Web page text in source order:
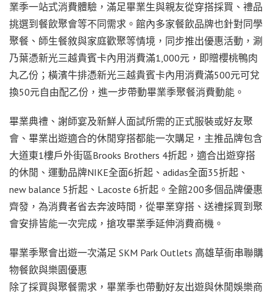
業季一站式消費體驗，滿足畢業生與親友從穿搭採買、禮品
挑選到餐飲聚會等不同需求。館內多家餐飲品牌也針對同學
聚餐、師生餐敘與家庭歡聚等情境，同步推出優惠活動，涮
乃葉憑新光三越貴賓卡內用消費滿1,000元，即贈櫻桃鴨肉
丸乙份；橫濱牛排憑新光三越貴賓卡內用消費滿500元可兌
換50元自由配乙份，進一步帶動畢業季聚餐消費動能。
畢業典禮、謝師宴及新鮮人面試所需的正式服裝或好友聚
會、畢業出遊適合的休閒穿搭都能一次購足，主推品牌包含
大道東1樓戶外街區Brooks Brothers 4折起，適合出遊穿搭
的休閒、運動品牌NIKE全面6折起、adidas全面35折起、
new balance 5折起、Lacoste 6折起。全館200多個品牌優惠
齊發，為消費者省去奔波時間，從畢業穿搭、送禮採買到聚
會安排皆能一次完成，搶攻畢業季延伸消費商機。
畢業季聚會出遊一次滿足 SKM Park Outlets 高雄草衙串聯購
物餐飲與樂園優惠
除了採買與聚餐需求，畢業季也帶動好友出遊與休閒娛樂商